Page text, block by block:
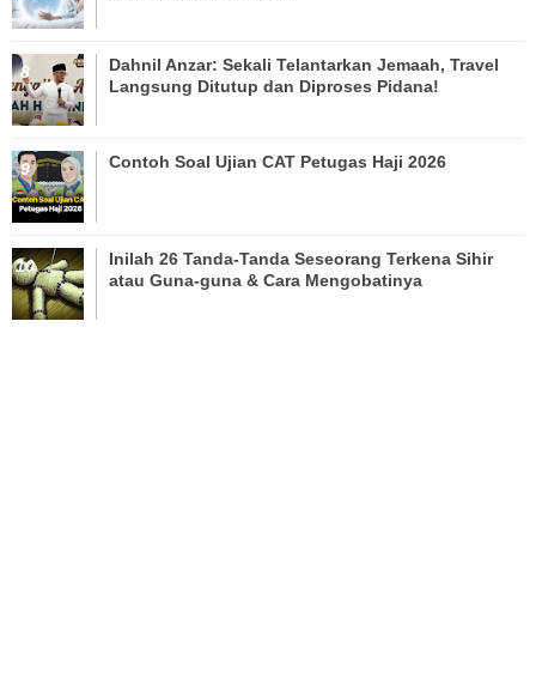
Dahnil Anzar: Sekali Telantarkan Jemaah, Travel
Langsung Ditutup dan Diproses Pidana!
Contoh Soal Ujian CAT Petugas Haji 2026
Inilah 26 Tanda-Tanda Seseorang Terkena Sihir
atau Guna-guna & Cara Mengobatinya